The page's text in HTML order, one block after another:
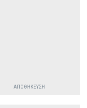
ΑΠΟΘΉΚΕΥΣΗ